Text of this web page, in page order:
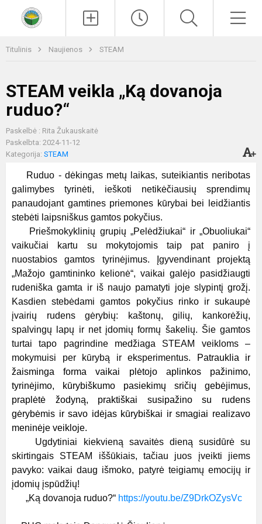
Titulinis Naujienos STEAM
STEAM veikla „Ką dovanoja
ruduo?“
Paskelbė : Rita Žukauskaitė
Paskelbta: 2024-11-12
Kategorija: STEAM
Ruduo - dėkingas metų laikas, suteikiantis neribotas
galimybes tyrinėti, ieškoti netikėčiausių sprendimų
panaudojant gamtines priemones kūrybai bei leidžiantis
stebėti laipsniškus gamtos pokyčius.
Priešmokyklinių grupių „Pelėdžiukai“ ir „Obuoliukai“
vaikučiai kartu su mokytojomis taip pat paniro į
nuostabios gamtos tyrinėjimus. Įgyvendinant projektą
„Mažojo gamtininko kelionė“, vaikai galėjo pasidžiaugti
rudeniška gamta ir iš naujo pamatyti joje slypintį grožį.
Kasdien stebėdami gamtos pokyčius rinko ir sukaupė
įvairių rudens gėrybių: kaštonų, gilių, kankorėžių,
spalvingų lapų ir net įdomių formų šakelių. Šie gamtos
turtai tapo pagrindine medžiaga STEAM veikloms –
mokymuisi per kūrybą ir eksperimentus.
Patrauklia ir
žaisminga forma vaikai plėtojo aplinkos pažinimo,
tyrinėjimo, kūrybiškumo pasiekimų sričių gebėjimus,
praplėtė žodyną, praktiškai susipažino su rudens
gėrybėmis ir savo idėjas kūrybiškai ir smagiai realizavo
meninėje veikloje.
Ugdytiniai kiekvieną savaitės dieną susidūrė su
skirtingais STEAM iššūkiais, tačiau juos įveikti jiems
pavyko: vaikai daug išmoko, patyrė teigiamų emocijų ir
įdomių įspūdžių!
„Ką dovanoja ruduo?“ https://youtu.be/Z9DrkOZysVc